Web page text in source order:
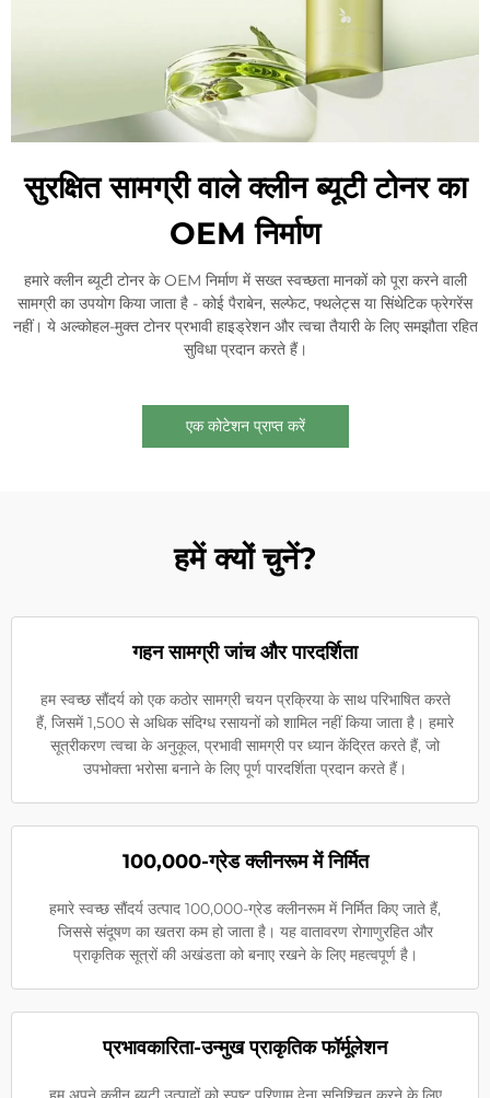
सुरक्षित सामग्री वाले क्लीन ब्यूटी टोनर का
OEM निर्माण
हमारे क्लीन ब्यूटी टोनर के OEM निर्माण में सख्त स्वच्छता मानकों को पूरा करने वाली
सामग्री का उपयोग किया जाता है - कोई पैराबेन, सल्फेट, फ्थलेट्स या सिंथेटिक फ्रेगरेंस
नहीं। ये अल्कोहल-मुक्त टोनर प्रभावी हाइड्रेशन और त्वचा तैयारी के लिए समझौता रहित
सुविधा प्रदान करते हैं।
एक कोटेशन प्राप्त करें
हमें क्यों चुनें?
गहन सामग्री जांच और पारदर्शिता
हम स्वच्छ सौंदर्य को एक कठोर सामग्री चयन प्रक्रिया के साथ परिभाषित करते
हैं, जिसमें 1,500 से अधिक संदिग्ध रसायनों को शामिल नहीं किया जाता है। हमारे
सूत्रीकरण त्वचा के अनुकूल, प्रभावी सामग्री पर ध्यान केंद्रित करते हैं, जो
उपभोक्ता भरोसा बनाने के लिए पूर्ण पारदर्शिता प्रदान करते हैं।
100,000-ग्रेड क्लीनरूम में निर्मित
हमारे स्वच्छ सौंदर्य उत्पाद 100,000-ग्रेड क्लीनरूम में निर्मित किए जाते हैं,
जिससे संदूषण का खतरा कम हो जाता है। यह वातावरण रोगाणुरहित और
प्राकृतिक सूत्रों की अखंडता को बनाए रखने के लिए महत्वपूर्ण है।
प्रभावकारिता-उन्मुख प्राकृतिक फॉर्मूलेशन